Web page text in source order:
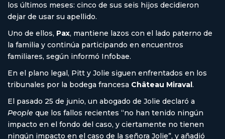
los últimos meses: cinco de sus seis hijos decidieron
dejar de usar su apellido.
Uno de ellos, Pax, mantiene lazos con el lado paterno de
la familia y continúa participando en encuentros
familiares, según informó Infobae.
En el plano legal, Pitt y Jolie siguen enfrentados en los
tribunales por la bodega francesa Château Miraval.
El pasado 25 de junio, un abogado de Jolie declaró a
People que los fallos recientes “no han tenido ningún
impacto en el fondo del caso, y ciertamente no tienen
ningún impacto en el caso de la señora Jolie”, y añadió